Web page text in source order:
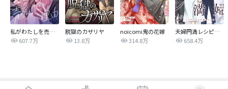
私がわたしを売る理由
607.7万
脱獄のカザリヤ
13.8万
noicomi鬼の花嫁
314.8万
夫婦円満レシピ～それでも夫を愛している～
658.4万